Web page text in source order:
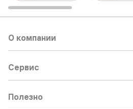
О компании
Сервис
Полезно